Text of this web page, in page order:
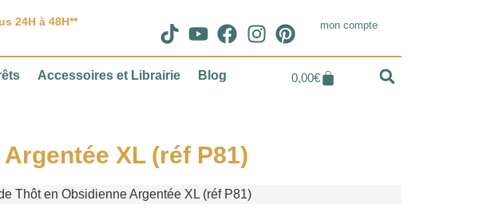
24H à 48H** mon compte
Accessoires et Librairie Blog 0,00€
XL (réf P81)
Thôt en Obsidienne Argentée XL (réf P81)